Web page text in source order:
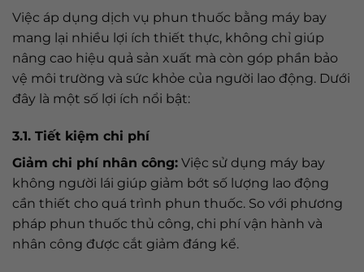
Việc áp dụng dịch vụ phun thuốc bằng máy bay
mang lại nhiều lợi ích thiết thực, không chỉ giúp
nâng cao hiệu quả sản xuất mà còn góp phần bảo
vệ môi trường và sức khỏe của người lao động. Dưới
đây là một số lợi ích nổi bật:
3.1. Tiết kiệm chi phí
Giảm chi phí nhân công: Việc sử dụng máy bay
không người lái giúp giảm bớt số lượng lao động
cần thiết cho quá trình phun thuốc. So với phương
pháp phun thuốc thủ công, chi phí vận hành và
nhân công được cắt giảm đáng kể.